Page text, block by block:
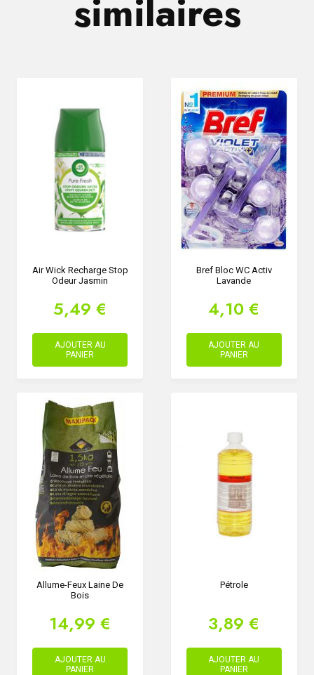
similaires
Air Wick Recharge Stop
Odeur Jasmin
5,49 €
AJOUTER AU
PANIER
Bref Bloc WC Activ
Lavande
4,10 €
AJOUTER AU
PANIER
Allume-Feux Laine De
Bois
14,99 €
AJOUTER AU
PANIER
Pétrole
3,89 €
AJOUTER AU
PANIER